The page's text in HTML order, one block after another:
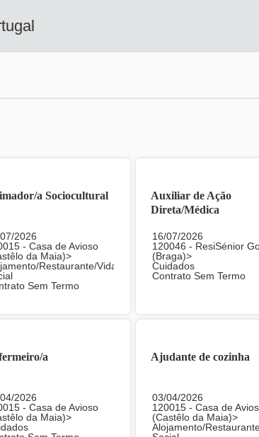
a Sociocultural
2026
- Casa de Avioso
da Maia)>
Restaurante/Vida
Sem Termo
Auxiliar de Ação
Direta/Médica
16/07/2026
120046 - ResiSénior
(Braga)>
Cuidados
Contrato Sem Termo
a
2026
- Casa de Avioso
da Maia)>
Ajudante de cozinha
03/04/2026
120015 - Casa de
(Castêlo da Maia)>
Alojamento/